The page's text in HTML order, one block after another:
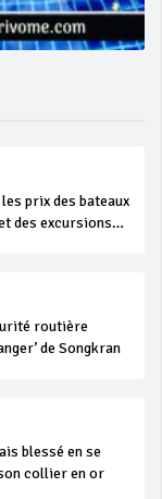
prix des bateaux
des excursions
routière
de Songkran
blessé en se
collier en or